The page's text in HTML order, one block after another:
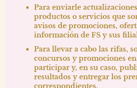
Para enviarle
productos o servicios que
avisos de promociones,
información de FS y sus
Para llevar a cabo las rifas,
concursos y promociones
participar y, en su caso,
resultados y entregar los
correspondientes.